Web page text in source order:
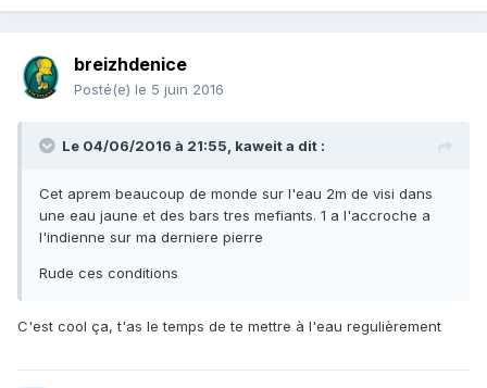
breizhdenice
Posté(e) le 5 juin 2016
Le 04/06/2016 à 21:55, kaweit a dit :
Cet aprem beaucoup de monde sur l'eau 2m de visi dans
une eau jaune et des bars tres mefiants. 1 a l'accroche a
l'indienne sur ma derniere pierre
Rude ces conditions
C'est cool ça, t'as le temps de te mettre à l'eau regulièrement